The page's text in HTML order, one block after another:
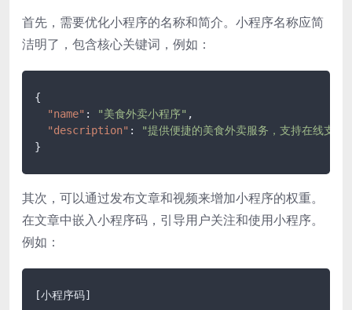
首先，需要优化小程序的名称和简介。小程序名称应简
洁明了，包含核心关键词，例如：
{
"name" : "美食外卖小程序" ,
"description" :
"提供便捷的美食外卖服务，支持在线支付
}
其次，可以通过发布文章和视频来增加小程序的权重。
在文章中嵌入小程序码，引导用户关注和使用小程序。
例如：
[小程序码]